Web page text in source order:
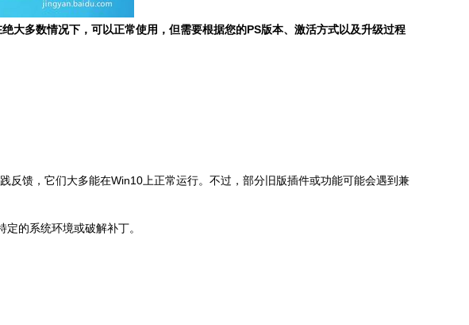
绝大多数情况下，可以正常使用，但需要根据您的PS版本、激活方式以及升级过程
馈，它们大多能在Win10上正常运行。不过，部分旧版插件或功能可能会遇到兼
的系统环境或破解补丁。